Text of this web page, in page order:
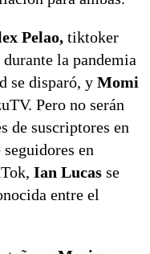
Pelao, tiktoker
la pandemia
se disparó, y Momi
Pero no serán
de suscriptores en
en
Ian Lucas se
entre el